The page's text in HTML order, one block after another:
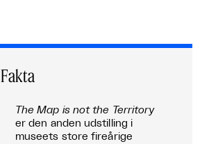
Fakta
The Map is not the Territory
er den anden udstilling i
museets store fireårige